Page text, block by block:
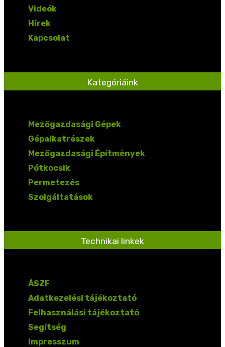
Videók
Hírek
Kapcsolat
Kategóriáink
Mezőgazdasági Gépek
Gépalkatrészek
Mezőgazdasági Építmények
Pótkocsik
Permetezés
Szolgáltatások
Technikai linkek
ÁSZF
Adatkezelési tájékoztató
Felhasználási tájékoztató
Segítség
Impresszum